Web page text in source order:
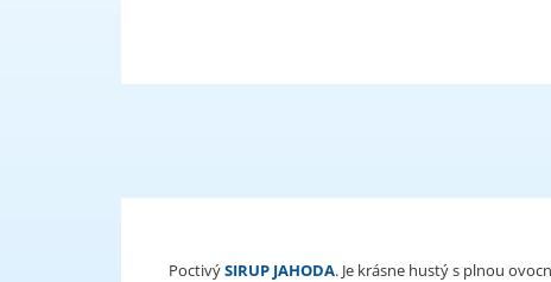
PoctivýSIRUP JAHODA. Je krásne hustý s plnou